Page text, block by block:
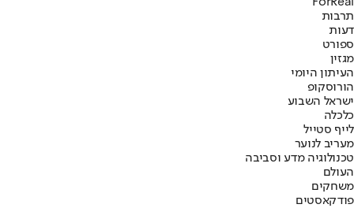
תרבות
דעות
ספורט
מגזין
העיתון היומי
הורוסקופ
ישראל השבוע
כלכלה
לייף סטייל
מעריב לנוער
טכנולוגיה מדע וסביבה
העולם
משחקים
פודקאסטים